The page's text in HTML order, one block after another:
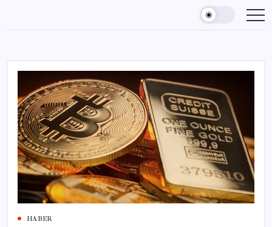
content
HABER